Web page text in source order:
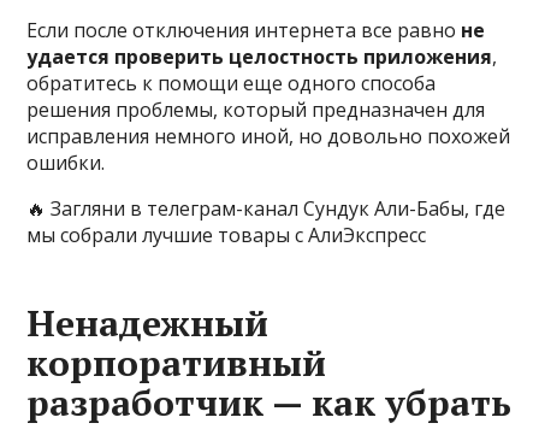
Если после отключения интернета все равно не
удается проверить целостность приложения,
обратитесь к помощи еще одного способа
решения проблемы, который предназначен для
исправления немного иной, но довольно похожей
ошибки.
🔥 Загляни в телеграм-канал Сундук Али-Бабы, где
мы собрали лучшие товары с АлиЭкспресс
Ненадежный
корпоративный
разработчик — как убрать